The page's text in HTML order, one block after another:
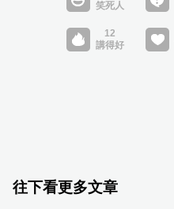
往下看更多文章